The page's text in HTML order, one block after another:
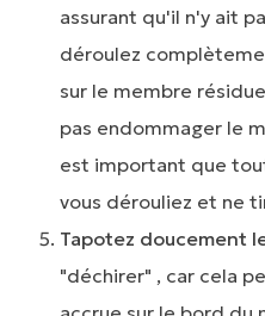
assurant qu'il n'y ait
déroulez
sur le membre
pas endommager le
est important que
vous dérouliez et ne
Tapotez doucement
"déchirer" , car cela